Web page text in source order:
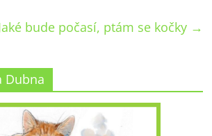
bude počasí, ptám se kočky →
Dubna